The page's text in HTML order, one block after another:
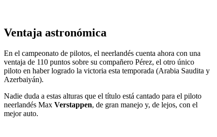
Ventaja astronómica
En el campeonato de pilotos, el neerlandés cuenta ahora con una
ventaja de 110 puntos sobre su compañero Pérez, el otro único
piloto en haber logrado la victoria esta temporada (Arabia Saudita y
Azerbaiyán).
Nadie duda a estas alturas que el título está cantado para el piloto
neerlandés Max Verstappen, de gran manejo y, de lejos, con el
mejor auto.